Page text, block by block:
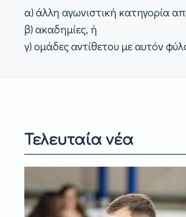
α) άλλη αγωνιστική κατηγορία
β) ακαδημίες, ή
γ) ομάδες αντίθετου με αυτόν
Τελευταία νέα